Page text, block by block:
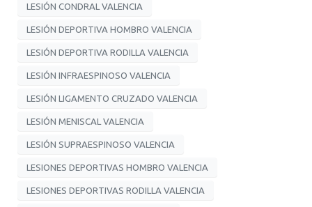
LESIÓN CONDRAL VALENCIA
LESIÓN DEPORTIVA HOMBRO VALENCIA
LESIÓN DEPORTIVA RODILLA VALENCIA
LESIÓN INFRAESPINOSO VALENCIA
LESIÓN LIGAMENTO CRUZADO VALENCIA
LESIÓN MENISCAL VALENCIA
LESIÓN SUPRAESPINOSO VALENCIA
LESIONES DEPORTIVAS HOMBRO VALENCIA
LESIONES DEPORTIVAS RODILLA VALENCIA